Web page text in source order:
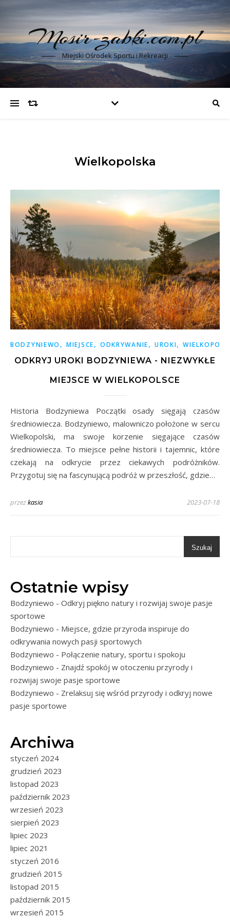
Mosir-zabki.com.pl
Miejski Ośrodek Sportu i Rekreacji
Wielkopolska
BODZYNIEWO , MIEJSCE, ODKRYWANIE, UROKI,
ODKRYJ UROKI BODZYNIEWA - NIEZWYKŁE
MIEJSCE W WIELKOPOLSCE
Historia Bodzyniewa Początki osady sięgają czasów
średniowiecza. Bodzyniewo, malowniczo położone w sercu
Wielkopolski, ma swoje korzenie sięgające czasów
średniowiecza. To miejsce pełne historii i tajemnic, które
czekają na odkrycie przez ciekawych podróżników.
Przygotuj się na fascynującą podróż w przeszłość, gdzie…
przezkasia 2023-07-18
Szukaj
Ostatnie wpisy
Bodzyniewo - Odkryj piękno natury i rozwijaj swoje pasje
sportowe
Bodzyniewo - Miejsce, gdzie przyroda inspiruje do
odkrywania nowych pasji sportowych
Bodzyniewo - Połączenie natury, sportu i spokoju
Bodzyniewo - Znajdź spokój w otoczeniu przyrody i
rozwijaj swoje pasje sportowe
Bodzyniewo - Zrelaksuj się wśród przyrody i odkryj nowe
pasje sportowe
Archiwa
styczeń 2024
grudzień 2023
listopad 2023
październik 2023
wrzesień 2023
sierpień 2023
lipiec 2023
lipiec 2021
styczeń 2016
grudzień 2015
listopad 2015
październik 2015
wrzesień 2015